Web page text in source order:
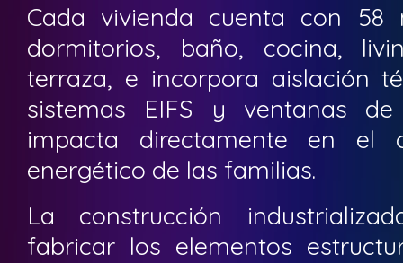
Cada vivienda cuenta con 58
dormitorios, baño, cocina,
terraza, e incorpora aislación
sistemas EIFS y ventanas
impacta directamente en
energético de las familias.
La construcción
fabricar los elementos